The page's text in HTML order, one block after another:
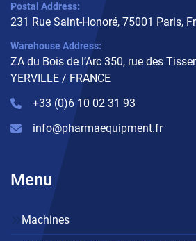
Postal Address:
231 Rue Saint-Honoré, 75001 Paris,
Warehouse Address:
ZA du Bois de l’Arc 350, rue des
YERVILLE / FRANCE
+33 (0)6 10 02 31 93
info@pharmaequipment.fr
Menu
Machines